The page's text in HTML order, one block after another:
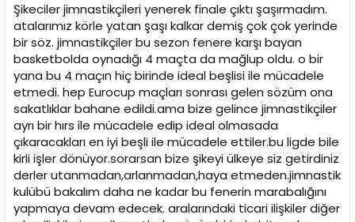
Şikeciler jimnastikçileri yenerek finale çıktı şaşırmadım.
atalarımız körle yatan şaşı kalkar demiş çok çok yerinde
bir söz. jimnastikçiler bu sezon fenere karşı bayan
basketbolda oynadığı 4 maçta da mağlup oldu. o bir
yana bu 4 maçın hiç birinde ideal beşlisi ile mücadele
etmedi. hep Eurocup maçları sonrası gelen sözüm ona
sakatlıklar bahane edildi.ama bize gelince jimnastikçiler
ayrı bir hırs ile mücadele edip ideal olmasada
çıkaracakları en iyi beşli ile mücadele ettiler.bu ligde bile
kirli işler dönüyor.sorarsan bize şikeyi ülkeye siz getirdiniz
derler utanmadan,arlanmadan,haya etmeden.jimnastik
kulübü bakalım daha ne kadar bu fenerin marabalığını
yapmaya devam edecek. aralarındaki ticari ilişkiler diğer